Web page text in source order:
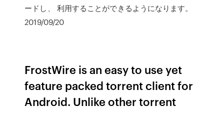
ードし、 利用することができるようになります。
2019/09/20
FrostWire is an easy to use yet
feature packed torrent client for
Android. Unlike other torrent